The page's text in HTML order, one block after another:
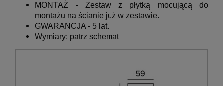
MONTAŻ - Zestaw z płytką mocującą do
montażu na ścianie już w zestawie.
GWARANCJA - 5 lat.
Wymiary: patrz schemat